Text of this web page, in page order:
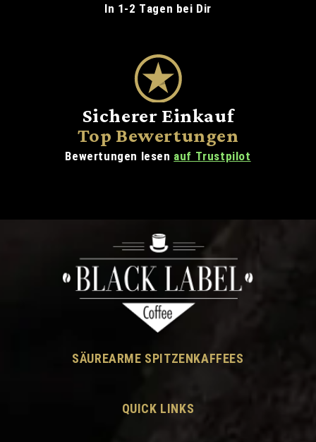
In 1-2 Tagen bei Dir
Sicherer Einkauf
Top Bewertungen
Bewertungen lesen auf Trustpilot
SÄUREARME SPITZENKAFFEES
QUICK LINKS